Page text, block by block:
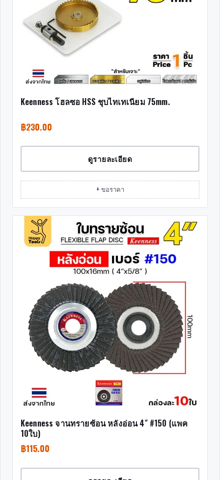
Keenness โฮลซอ HSS ชุบไทเทเนียม 75mm.
฿230.00
ดูรายละเอียด
+ ขอราคา
Keenness จานทรายซ้อน หลังอ่อน 4″ #150 (แพค
10ใบ)
฿115.00